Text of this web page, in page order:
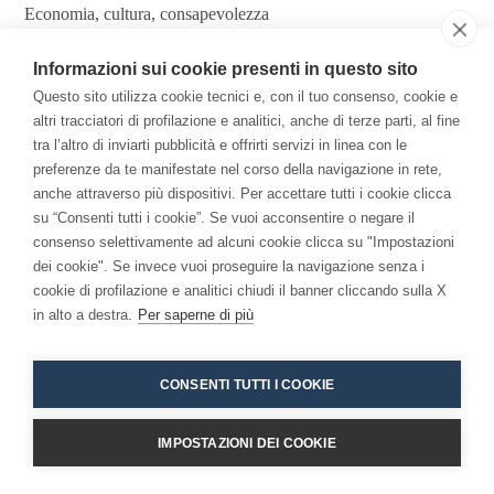
Economia, cultura, consapevolezza
Per una Economia della Consapevolezza: come la
meditazione ha cambiato me e l'azienda.
Informazioni sui cookie presenti in questo sito
Questo sito utilizza cookie tecnici e, con il tuo consenso, cookie e
altri tracciatori di profilazione e analitici, anche di terze parti, al fine
tra l’altro di inviarti pubblicità e offrirti servizi in linea con le
preferenze da te manifestate nel corso della navigazione in rete,
anche attraverso più dispositivi. Per accettare tutti i cookie clicca
su “Consenti tutti i cookie”. Se vuoi acconsentire o negare il
consenso selettivamente ad alcuni cookie clicca su "Impostazioni
dei cookie". Se invece vuoi proseguire la navigazione senza i
cookie di profilazione e analitici chiudi il banner cliccando sulla X
in alto a destra. Per saperne di più
CONSENTI TUTTI I COOKIE
IMPOSTAZIONI DEI COOKIE